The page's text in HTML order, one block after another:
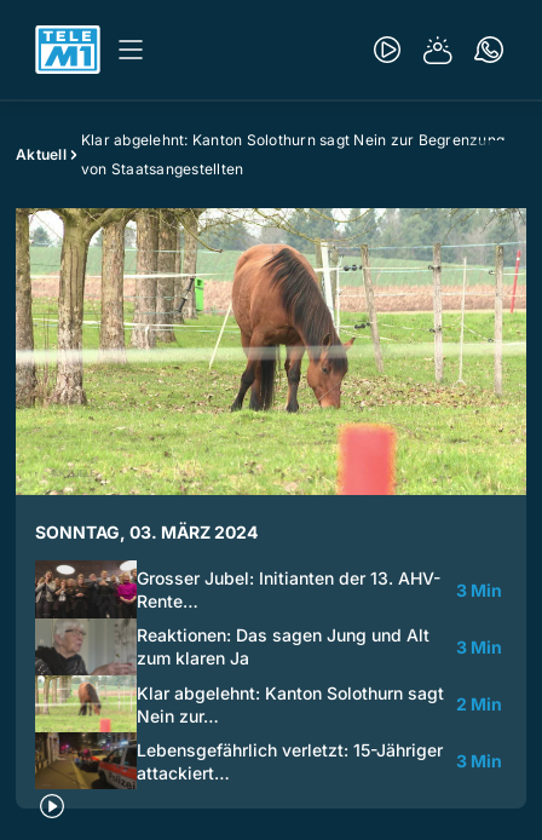
Aktuell
Klar abgelehnt: Kanton Solothurn sagt Nein zur Begrenzung
von Staatsangestellten
SONNTAG, 03. MÄRZ 2024
Grosser Jubel: Initianten der 13. AHV-
Rente…
3 Min
Reaktionen: Das sagen Jung und Alt
zum klaren Ja
3 Min
Klar abgelehnt: Kanton Solothurn sagt
Nein zur…
2 Min
Lebensgefährlich verletzt: 15-Jähriger
attackiert…
3 Min